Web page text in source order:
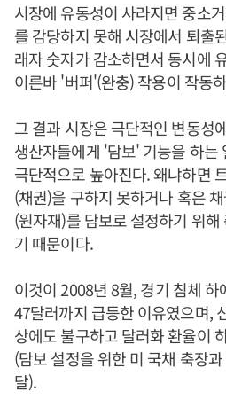
시장에 유동성이 사라지면 중소
를 감당하지 못해 시장에서 퇴출
래자 숫자가 감소하면서 동시에
이른바 '버퍼'(완충) 작용이 작동
그 결과 시장은 극단적인 변동성
생산자들에게 '담보' 기능을 하는
극단적으로 높아진다. 왜냐하면
(채권)을 구하지 못하거나 혹은
(원자재)를 담보로 설정하기 위
기 때문이다.
이것이 2008년 8월, 경기 침체
47달러까지 급등한 이유였으며,
상에도 불구하고 달러화 환율이
(담보 설정을 위한 미 국채 축장
달).